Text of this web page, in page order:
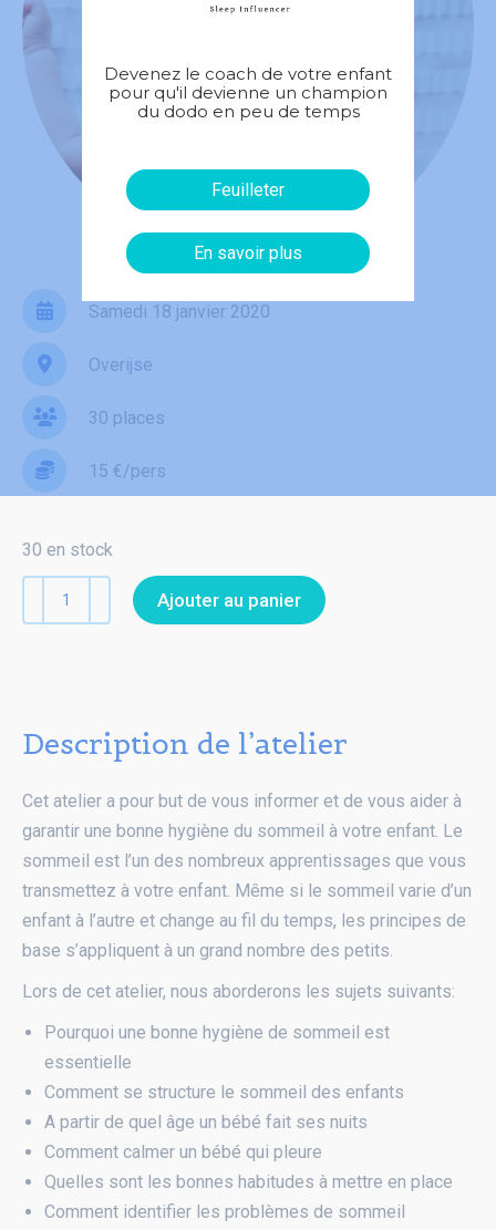
Samedi 18 janvier 2020
Overijse
30 places
15 €/pers
30 en stock
quantité
de
enfant
l’apprentissage
au
sommeil
Ajouter au panier
Description de l’atelier
Cet atelier a pour but de vous informer et de vous aider à
garantir une bonne hygiène du sommeil à votre enfant. Le
sommeil est l’un des nombreux apprentissages que vous
transmettez à votre enfant. Même si le sommeil varie d’un
enfant à l’autre et change au fil du temps, les principes de
base s’appliquent à un grand nombre des petits.
Lors de cet atelier, nous aborderons les sujets suivants:
Pourquoi une bonne hygiène de sommeil est
essentielle
Comment se structure le sommeil des enfants
A partir de quel âge un bébé fait ses nuits
Comment calmer un bébé qui pleure
Quelles sont les bonnes habitudes à mettre en place
Comment identifier les problèmes de sommeil
Devenez le coach de votre enfant
pour qu'il devienne un champion
du dodo en peu de temps
Feuilleter
En savoir plus